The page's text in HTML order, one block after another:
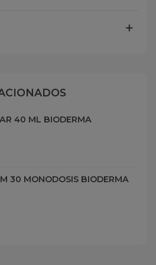
40 ML BIODERMA
30 MONODOSIS BIODERMA